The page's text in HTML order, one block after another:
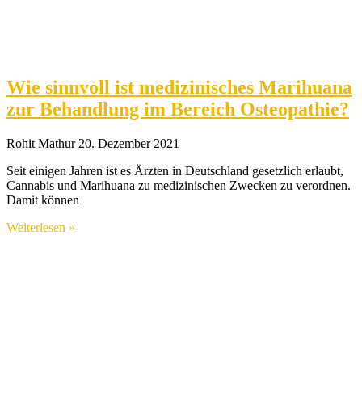
Wie sinnvoll ist medizinisches Marihuana
zur Behandlung im Bereich Osteopathie?
Rohit Mathur 20. Dezember 2021
Seit einigen Jahren ist es Ärzten in Deutschland gesetzlich erlaubt,
Cannabis und Marihuana zu medizinischen Zwecken zu verordnen.
Damit können
Weiterlesen »